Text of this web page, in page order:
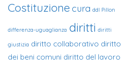
Costituzione cura ddl Pillon
differenza-uguaglianza diritti diritti
giustizia diritto collaborativo diritto
dei beni comuni diritto del lavoro